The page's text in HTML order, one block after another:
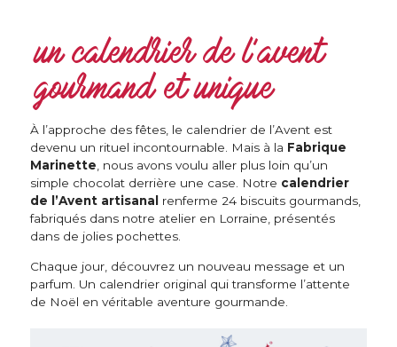
un calendrier de l’avent
gourmand et unique
À l’approche des fêtes, le calendrier de l’Avent est
devenu un rituel incontournable. Mais à la Fabrique
Marinette , nous avons voulu aller plus loin qu’un
simple chocolat derrière une case. Notre calendrier
de l’Avent artisanal
renferme 24 biscuits gourmands,
fabriqués dans notre atelier en Lorraine, présentés
dans de jolies pochettes.
Chaque jour, découvrez un nouveau message et un
parfum. Un calendrier original qui transforme l’attente
de Noël en véritable aventure gourmande.